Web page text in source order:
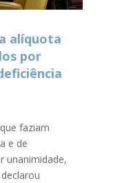
alíquota
por
faziam
e de
unanimidade,